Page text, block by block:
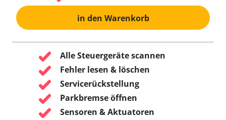
in den Warenkorb
Alle Steuergeräte scannen
Fehler lesen & löschen
Servicerückstellung
Parkbremse öffnen
Sensoren & Aktuatoren